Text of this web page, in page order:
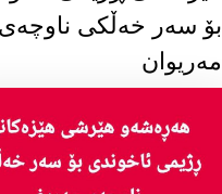
بۆ سەر خەڵکی
مەریوان